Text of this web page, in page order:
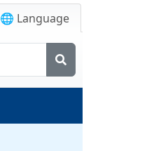
🌐 Language